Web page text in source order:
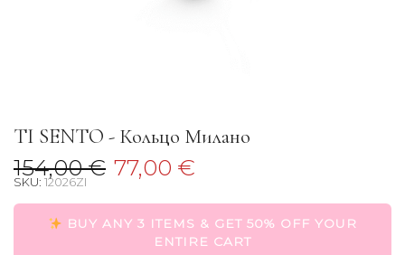
TI SENTO - Кольцо Милано
154,00€ 77,00 €
SKU: 12026ZI
BUY ANY 3 ITEMS & GET 50% OFF YOUR
ENTIRE CART